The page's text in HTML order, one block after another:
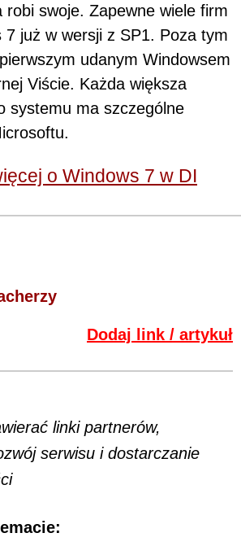
robi swoje. Zapewne wiele firm
7 już w wersji z SP1. Poza tym
udanym Windowsem
Viście. Każda większa
systemu ma szczególne
o Windows 7 w DI
Dodaj link / artykuł
linki partnerów,
serwisu i dostarczanie